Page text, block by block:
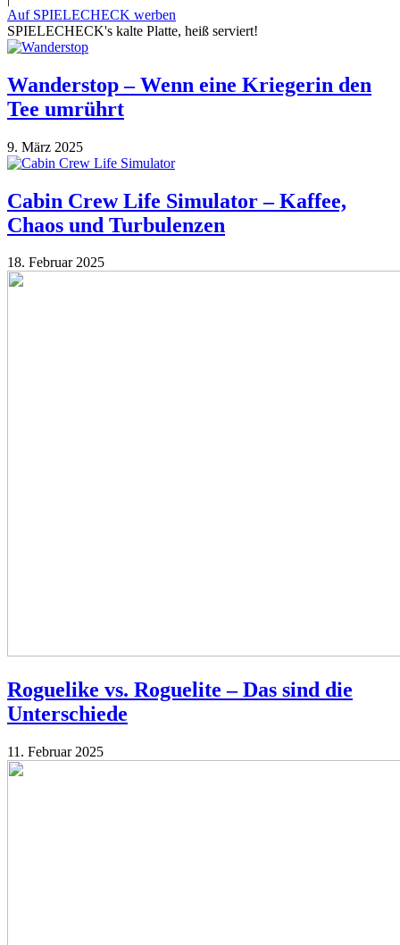
Auf SPIELECHECK werben
SPIELECHECK's kalte Platte, heiß serviert!
Wanderstop – Wenn eine Kriegerin den
Tee umrührt
9. März 2025
Cabin Crew Life Simulator – Kaffee,
Chaos und Turbulenzen
18. Februar 2025
Roguelike vs. Roguelite – Das sind die
Unterschiede
11. Februar 2025